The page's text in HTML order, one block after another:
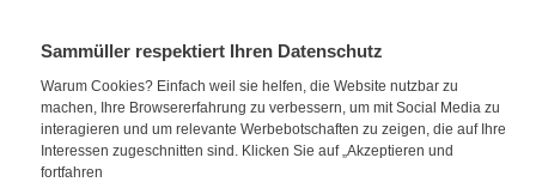
Sammüller respektiert Ihren Datenschutz
Warum Cookies? Einfach weil sie helfen, die Website nutzbar zu
machen, Ihre Browsererfahrung zu verbessern, um mit Social Media zu
interagieren und um relevante Werbebotschaften zu zeigen, die auf Ihre
Interessen zugeschnitten sind. Klicken Sie auf „Akzeptieren und
fortfahren